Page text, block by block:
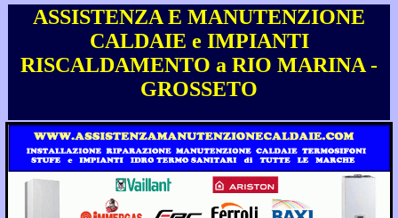
ASSISTENZA E MANUTENZIONE
CALDAIE e IMPIANTI
RISCALDAMENTO a RIO MARINA -
GROSSETO